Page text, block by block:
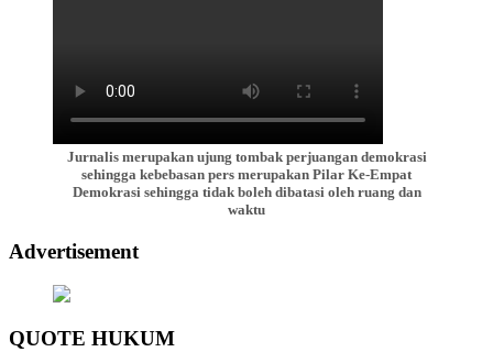
Jurnalis merupakan ujung tombak perjuangan demokrasi
sehingga kebebasan pers merupakan Pilar Ke-Empat
Demokrasi sehingga tidak boleh dibatasi oleh ruang dan
waktu
Advertisement
QUOTE HUKUM